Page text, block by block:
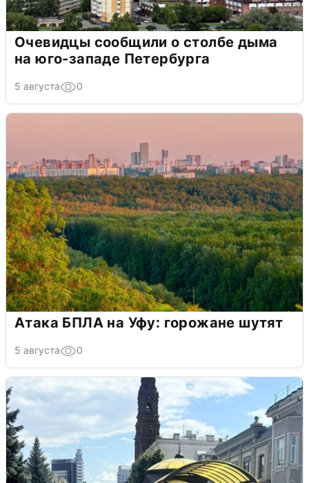
Очевидцы сообщили о столбе дыма
на юго-западе Петербурга
5 августа 0
Атака БПЛА на Уфу: горожане шутят
5 августа 0